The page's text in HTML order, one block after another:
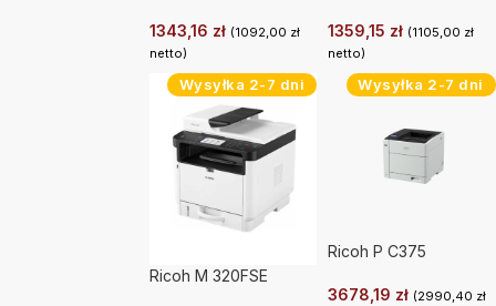
1343,16 zł (1092,00 zł
netto)
1359,15 zł (1105,00 zł
netto)
Wysyłka 2-7 dni
Ricoh M 320FSE
Wysyłka 2-7 dni
Ricoh P C375
3678,19 zł (2990,40 zł